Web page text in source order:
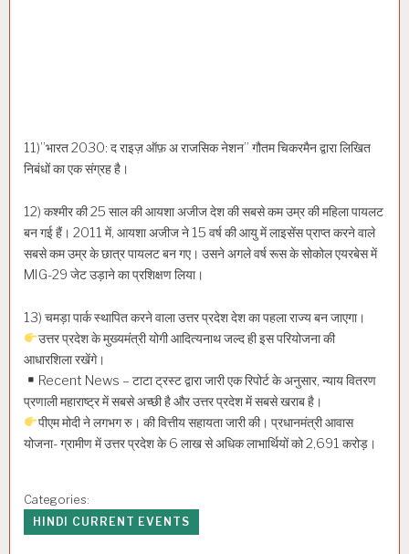
11)”भारत 2030: द राइज़ ऑफ़ अ राजसिक नेशन” गौतम चिकरमैन द्वारा लिखित
निबंधों का एक संग्रह है।
12) कश्मीर की 25 साल की आयशा अजीज देश की सबसे कम उम्र की महिला पायलट
बन गई हैं। 2011 में, आयशा अजीज ने 15 वर्ष की आयु में लाइसेंस प्राप्त करने वाले
सबसे कम उम्र के छात्र पायलट बन गए। उसने अगले वर्ष रूस के सोकोल एयरबेस में
MIG-29 जेट उड़ाने का प्रशिक्षण लिया।
13) चमड़ा पार्क स्थापित करने वाला उत्तर प्रदेश देश का पहला राज्य बन जाएगा।
उत्तर प्रदेश के मुख्यमंत्री योगी आदित्यनाथ जल्द ही इस परियोजना की
आधारशिला रखेंगे।
Recent News – टाटा ट्रस्ट द्वारा जारी एक रिपोर्ट के अनुसार, न्याय वितरण
प्रणाली महाराष्ट्र में सबसे अच्छी है और उत्तर प्रदेश में सबसे खराब है।
पीएम मोदी ने लगभग रु। की वित्तीय सहायता जारी की। प्रधानमंत्री आवास
योजना- ग्रामीण में उत्तर प्रदेश के 6 लाख से अधिक लाभार्थियों को 2,691 करोड़।
Categories:
HINDI CURRENT EVENTS